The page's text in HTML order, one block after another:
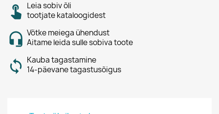
Leia sobiv õli
tootjate kataloogidest
Võtke meiega ühendust
Aitame leida sulle sobiva toote
Kauba tagastamine
14-päevane tagastusõigus